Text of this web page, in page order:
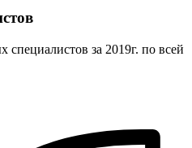
специалистов за 2019г. по всей